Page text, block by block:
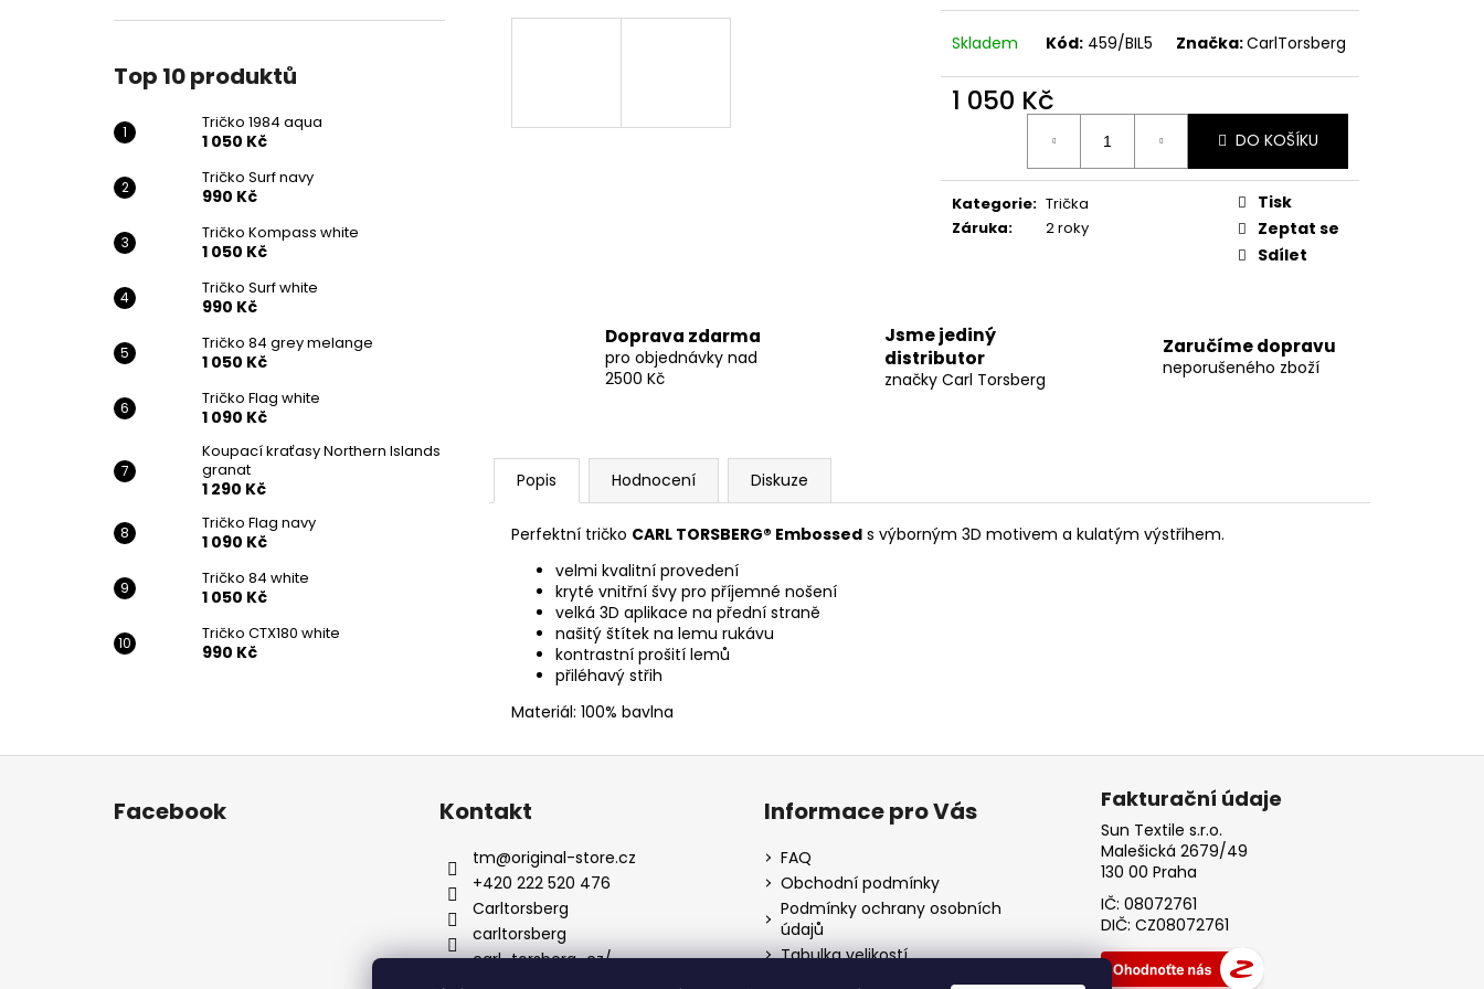
Top 10 produktů
Tričko 1984 aqua
1 050 Kč
Tričko Surf navy
990 Kč
Tričko Kompass white
1 050 Kč
Tričko Surf white
990 Kč
Tričko 84 grey melange
1 050 Kč
Tričko Flag white
1 090 Kč
Koupací kraťasy Northern Islands
granat
1 290 Kč
Tričko Flag navy
1 090 Kč
Tričko 84 white
1 050 Kč
Tričko CTX180 white
990 Kč
Skladem Kód: 459/BIL5 Značka:CarlTorsberg
1 050 Kč
DO KOŠÍKU
Kategorie: Trička
Záruka: 2 roky
Tisk
Zeptat se
Sdílet
Doprava zdarma
pro objednávky nad
2500 Kč
Jsme jediný
distributor
značky Carl Torsberg
Zaručíme dopravu
neporušeného zboží
Popis Hodnocení Diskuze
Perfektní tričko CARL TORSBERG® Embossed s výborným 3D motivem a kulatým výstřihem.
velmi kvalitní provedení
kryté vnitřní švy pro příjemné nošení
velká 3D aplikace na přední straně
našitý štítek na lemu rukávu
kontrastní prošití lemů
přiléhavý střih
Materiál: 100% bavlna
TRIČKO KOMPASS WHITE
Z
Facebook Kontakt
tm@original-store.cz
+420 222 520 476
Carltorsberg
carltorsberg
carl_torsberg_cz/
Informace pro Vás
FAQ
Obchodní podmínky
Podmínky ochrany osobních
údajů
Tabulka velikostí
Možnosti dopravy a platby
Fakturační údaje
Sun Textile s.r.o.
Malešická 2679/49
130 00 Praha
IČ: 08072761
DIČ: CZ08072761